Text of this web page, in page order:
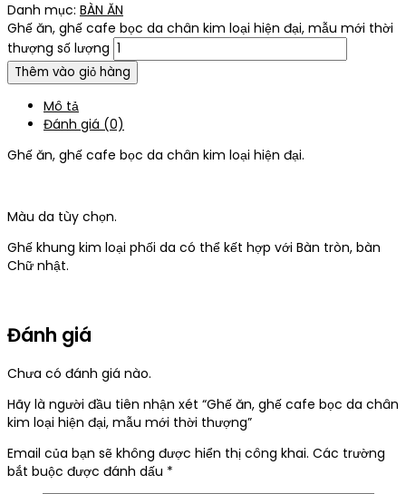
Danh mục: BÀN ĂN
Ghế ăn, ghế cafe bọc da chân kim loại hiện đại, mẫu mới thời
thượng số lượng
Thêm vào giỏ hàng
Mô tả
Đánh giá (0)
Ghế ăn, ghế cafe bọc da chân kim loại hiện đại.
Màu da tùy chọn.
Ghế khung kim loại phối da có thể kết hợp với Bàn tròn, bàn
Chữ nhật.
Đánh giá
Chưa có đánh giá nào.
Hãy là người đầu tiên nhận xét “Ghế ăn, ghế cafe bọc da chân
kim loại hiện đại, mẫu mới thời thượng”
Email của bạn sẽ không được hiển thị công khai. Các trường
bắt buộc được đánh dấu *